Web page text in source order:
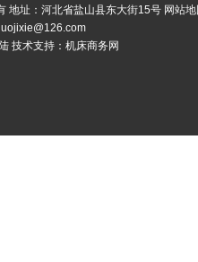
地址：河北省盐山县东大街15号 网站
技术支持： 机床商务网